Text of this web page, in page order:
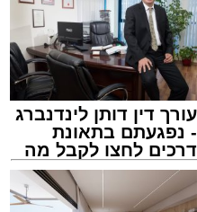
עורך דין דותן לינדנברג
- נפגעתם בתאונת
דרכים לחצו לקבל מה
שמגיע לכם